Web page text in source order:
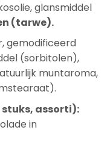
glansmiddel
(tarwe).
gemodificeerd
(sorbitolen),
muntaroma,
stuks, assorti):
in